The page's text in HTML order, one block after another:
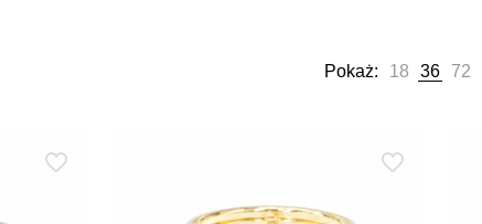
Pokaż: 18 36 72